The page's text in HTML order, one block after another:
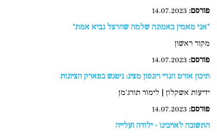
פורסם:
"אני מאמין באמונה שלמה שהרצל נביא אמת"
מקור ראשון
פורסם:
תיכון אורט הנרי רונסון מציג: ניפגש בפארק הציונות
ידיעות אשקלון | לימור תורג'מן
פורסם:
התשובה לאויבינו - ילודה ועלייה